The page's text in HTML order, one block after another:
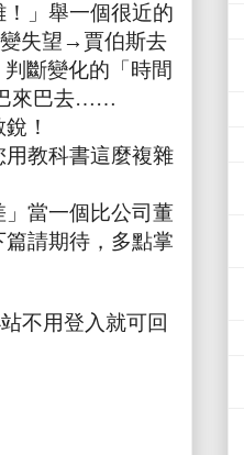
」舉一個很近的
變失望→賈伯斯去
斷變化的「時間
來巴去……
！
教科書這麼複雜
當一個比公司董
請期待，多點掌
不用登入就可回